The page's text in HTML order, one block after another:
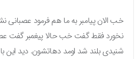
خب الان پیامبر به ما هم فرمود عصبانی
نخورد فقط گفت خب حالا پیغمبر گفت
شنیدی بلند شد اومد دهاتشون. دید این